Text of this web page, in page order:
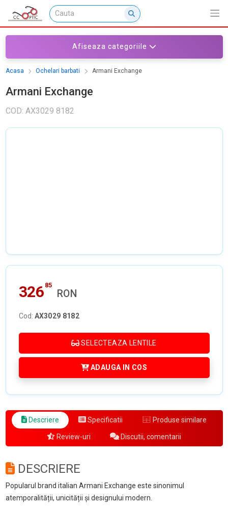
Afiseaza categoriile
Acasa Ochelari barbati Armani Exchange
Armani Exchange
COD: AX3029 8182
326 85
RON
Cod: AX3029 8182
SELECTEAZA LENTILE
ADAUGA IN COS
Descriere Specificatii Produse similare
Review-uri Discutii, comentarii
DESCRIERE
Popularul brand italian Armani Exchange este sinonimul
atemporalității, unicității și designului modern.